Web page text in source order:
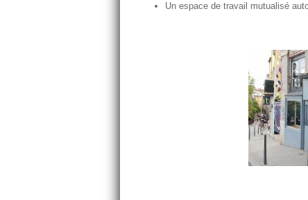
Un espace de travail mutualisé